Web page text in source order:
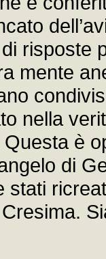
risposte
mente
nella
è
di
stati